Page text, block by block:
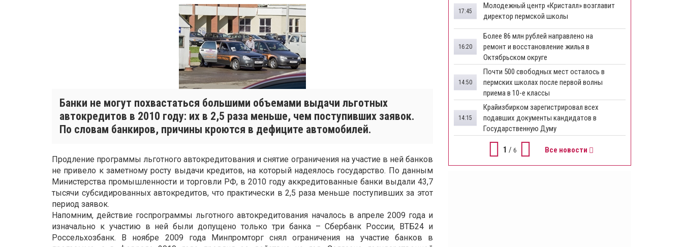
Банки не могут похвастаться большими объемами выдачи льготных
автокредитов в 2010 году: их в 2,5 раза меньше, чем поступивших заявок.
По словам банкиров, причины кроются в дефиците автомобилей.
Продление программы льготного автокредитования и снятие ограничения на участие в ней банков
не привело к заметному росту выдачи кредитов, на который надеялось государство. По данным
Министерства промышленности и торговли РФ, в 2010 году аккредитованные банки выдали 43,7
тысячи субсидированных автокредитов, что практически в 2,5 раза меньше поступивших за этот
период заявок.
Напомним, действие госпрограммы льготного автокредитования началось в апреле 2009 года и
изначально к участию в ней были допущено только три банка – Сбербанк России, ВТБ24 и
Россельхозбанк. В ноябре 2009 года Минпромторг снял ограничения на участие банков в
Молодежный центр «Кристалл» возглавит
директор пермской школы
17:45
Более 86 млн рублей направлено на
ремонт и восстановление жилья в
Октябрьском округе
16:20
Почти 500 свободных мест осталось в
пермских школах после первой волны
приема в 10-е классы
14:50
Крайизбирком зарегистрировал всех
подавших документы кандидатов в
Государственную Думу
14:15
1 / 6 Все новости